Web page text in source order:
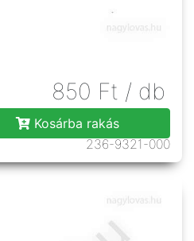
850 Ft / db
Kosárba rakás
236-9321-000